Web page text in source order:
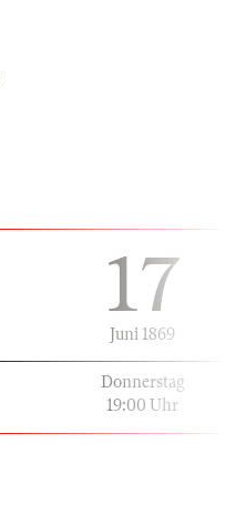
17
Juni 1869
Donnerstag
19:00 Uhr